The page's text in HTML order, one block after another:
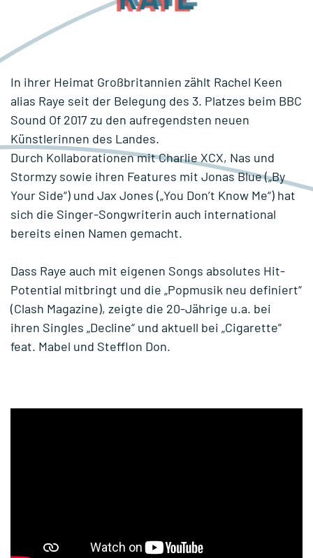
In ihrer Heimat Großbritannien zählt Rachel Keen
alias Raye seit der Belegung des 3. Platzes beim BBC
Sound Of 2017 zu den aufregendsten neuen
Künstlerinnen des Landes.
Durch Kollaborationen mit Charlie XCX, Nas und
Stormzy sowie ihren Features mit Jonas Blue („By
Your Side“) und Jax Jones („You Don’t Know Me“) hat
sich die Singer-Songwriterin auch international
bereits einen Namen gemacht.
Dass Raye auch mit eigenen Songs absolutes Hit-
Potential mitbringt und die „Popmusik neu definiert“
(Clash Magazine), zeigte die 20-Jährige u.a. bei
ihren Singles „Decline“ und aktuell bei „Cigarette“
feat. Mabel und Stefflon Don.